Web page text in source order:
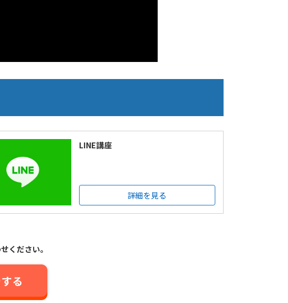
LINE講座
詳細を見る
ください。
る